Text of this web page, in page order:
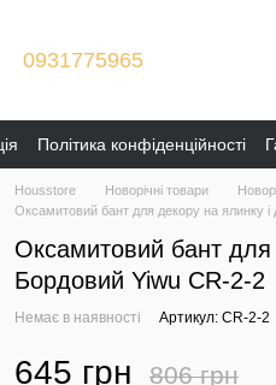
0931775965
Політика конфіденційності
Housstore Новорічні товари
Оксамитовий бант для декору на ялинку
Оксамитовий бант для
Бордовий Yiwu CR-2-2
Немає в наявності Артикул: CR-2-2
645 грн 806 грн